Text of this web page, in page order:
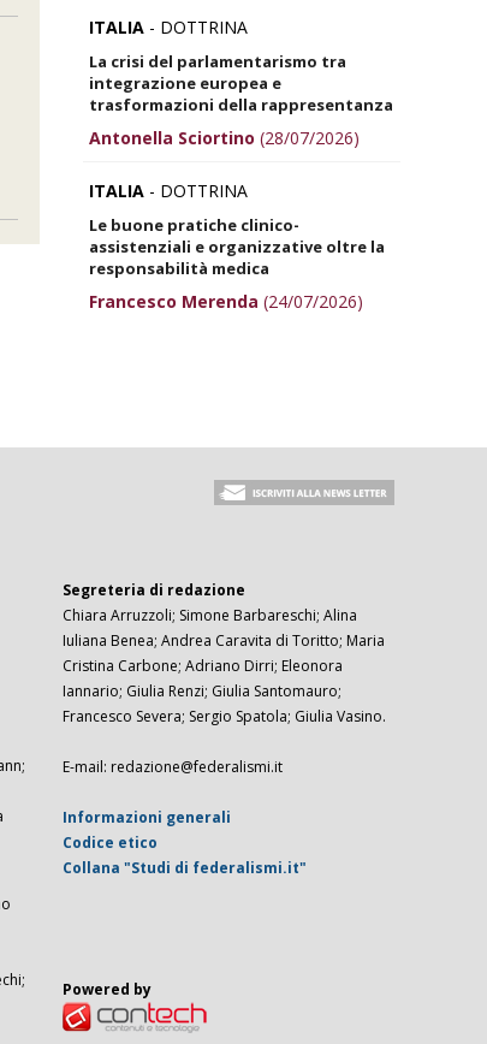
ITALIA - DOTTRINA
La crisi del parlamentarismo tra
integrazione europea e
trasformazioni della rappresentanza
Antonella Sciortino (28/07/2026)
ITALIA - DOTTRINA
Le buone pratiche clinico-
assistenziali e organizzative oltre la
responsabilità medica
Francesco Merenda (24/07/2026)
Segreteria di redazione
Chiara Arruzzoli; Simone Barbareschi; Alina
Iuliana Benea; Andrea Caravita di Toritto; Maria
Cristina Carbone; Adriano Dirri; Eleonora
Iannario; Giulia Renzi; Giulia Santomauro;
Francesco Severa; Sergio Spatola; Giulia Vasino.
E-mail: redazione@federalismi.it
Informazioni generali
Codice etico
Collana "Studi di federalismi.it"
Powered by